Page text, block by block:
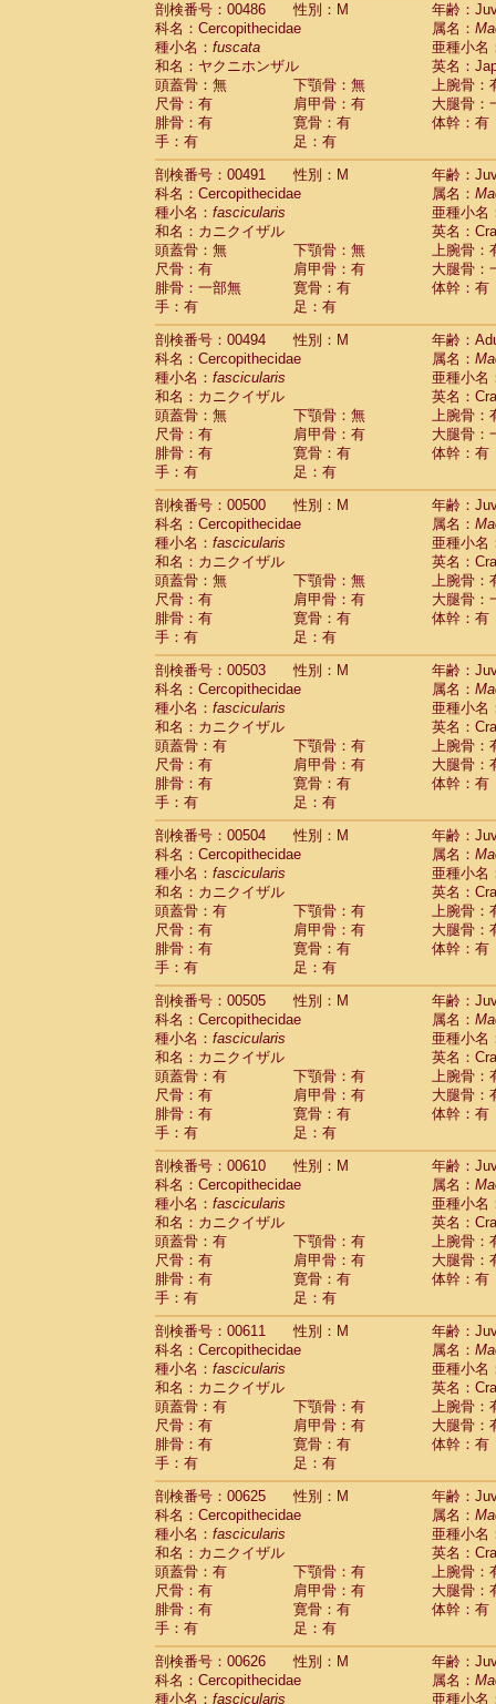
剖検番号：00486
性別：M
年齢：
科名：Cercopithecidae
属名：
種小名： fuscata
亜種小名
和名：ヤクニホンザル
英名：
頭蓋骨：無
下顎骨：無
上腕骨：
尺骨：有
肩甲骨：有
大腿骨：
腓骨：有
寛骨：有
体幹：有
手：有
足：有
剖検番号：00491
性別：M
年齢：
科名：Cercopithecidae
属名：
種小名： fascicularis
亜種小名
和名：カニクイザル
英名：
頭蓋骨：無
下顎骨：無
上腕骨：
尺骨：有
肩甲骨：有
大腿骨：
腓骨：一部無
寛骨：有
体幹：有
手：有
足：有
剖検番号：00494
性別：M
年齢：
科名：Cercopithecidae
属名：
種小名： fascicularis
亜種小名
和名：カニクイザル
英名：
頭蓋骨：無
下顎骨：無
上腕骨：
尺骨：有
肩甲骨：有
大腿骨：
腓骨：有
寛骨：有
体幹：有
手：有
足：有
剖検番号：00500
性別：M
年齢：
科名：Cercopithecidae
属名：
種小名： fascicularis
亜種小名
和名：カニクイザル
英名：
頭蓋骨：無
下顎骨：無
上腕骨：
尺骨：有
肩甲骨：有
大腿骨：
腓骨：有
寛骨：有
体幹：有
手：有
足：有
剖検番号：00503
性別：M
年齢：
科名：Cercopithecidae
属名：
種小名： fascicularis
亜種小名
和名：カニクイザル
英名：
頭蓋骨：有
下顎骨：有
上腕骨：
尺骨：有
肩甲骨：有
大腿骨：
腓骨：有
寛骨：有
体幹：有
手：有
足：有
剖検番号：00504
性別：M
年齢：
科名：Cercopithecidae
属名：
種小名： fascicularis
亜種小名
和名：カニクイザル
英名：
頭蓋骨：有
下顎骨：有
上腕骨：
尺骨：有
肩甲骨：有
大腿骨：
腓骨：有
寛骨：有
体幹：有
手：有
足：有
剖検番号：00505
性別：M
年齢：
科名：Cercopithecidae
属名：
種小名： fascicularis
亜種小名
和名：カニクイザル
英名：
頭蓋骨：有
下顎骨：有
上腕骨：
尺骨：有
肩甲骨：有
大腿骨：
腓骨：有
寛骨：有
体幹：有
手：有
足：有
剖検番号：00610
性別：M
年齢：
科名：Cercopithecidae
属名：
種小名： fascicularis
亜種小名
和名：カニクイザル
英名：
頭蓋骨：有
下顎骨：有
上腕骨：
尺骨：有
肩甲骨：有
大腿骨：
腓骨：有
寛骨：有
体幹：有
手：有
足：有
剖検番号：00611
性別：M
年齢：
科名：Cercopithecidae
属名：
種小名： fascicularis
亜種小名
和名：カニクイザル
英名：
頭蓋骨：有
下顎骨：有
上腕骨：
尺骨：有
肩甲骨：有
大腿骨：
腓骨：有
寛骨：有
体幹：有
手：有
足：有
剖検番号：00625
性別：M
年齢：
科名：Cercopithecidae
属名：
種小名： fascicularis
亜種小名
和名：カニクイザル
英名：
頭蓋骨：有
下顎骨：有
上腕骨：
尺骨：有
肩甲骨：有
大腿骨：
腓骨：有
寛骨：有
体幹：有
手：有
足：有
剖検番号：00626
性別：M
年齢：
科名：Cercopithecidae
属名：
種小名： fascicularis 亜種小名